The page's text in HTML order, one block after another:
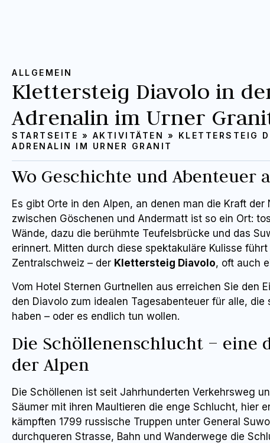
ALLGEMEIN
Klettersteig Diavolo in
Adrenalin im Urner
STARTSEITE » AKTIVITÄTEN » KLETTERSTEIG
ADRENALIN IM URNER GRANIT
Wo Geschichte und Abenteuer
Es gibt Orte in den Alpen, an denen man die Kraft
zwischen Göschenen und Andermatt ist so ein Ort:
Wände, dazu die berühmte Teufelsbrücke und das
erinnert. Mitten durch diese spektakuläre Kulisse
Zentralschweiz – der Klettersteig Diavolo, oft auch
Vom Hotel Sternen Gurtnellen aus erreichen Sie den
den Diavolo zum idealen Tagesabenteuer für alle,
haben – oder es endlich tun wollen.
Die Schöllenenschlucht – eine
der Alpen
Die Schöllenen ist seit Jahrhunderten Verkehrsweg
Säumer mit ihren Maultieren die enge Schlucht, hier
kämpften 1799 russische Truppen unter General
durchqueren Strasse, Bahn und Wanderwege die